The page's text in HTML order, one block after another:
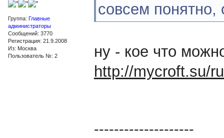
Группа: Главные
администраторы
Сообщений: 3770
Регистрация: 21.9.2008
Из: Москва
Пользователь №: 2
совсем понятно,
ну - кое что
http://mycroft.su/
--------------------